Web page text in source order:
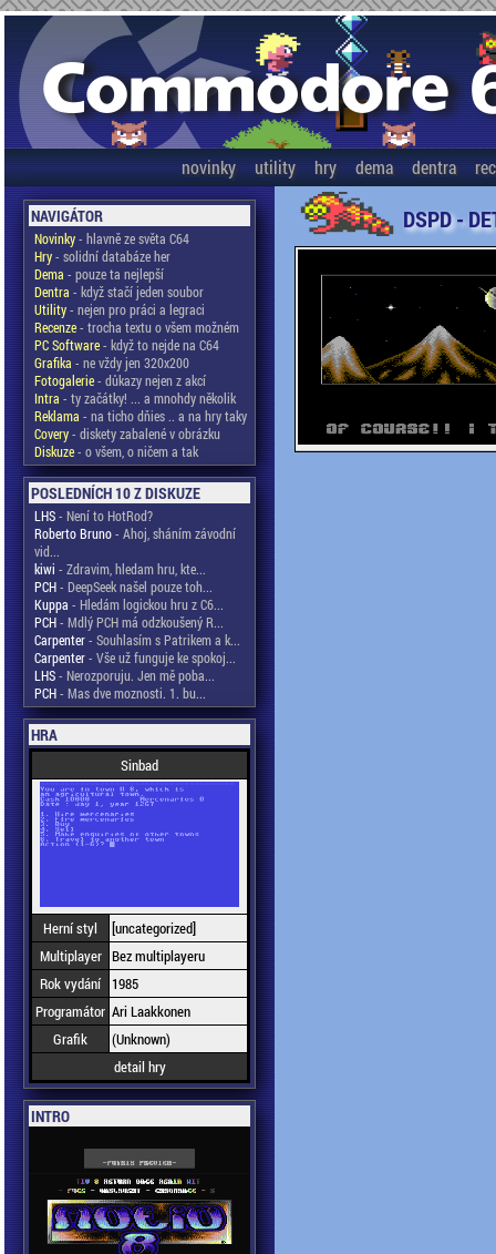
novinky utility hry dema dentra
NAVIGÁTOR
Novinky- hlavně ze světa C64
Hry- solidní databáze her
Dema - pouze ta nejlepší
Dentra - když stačí jeden soubor
Utility- nejen pro práci a legraci
Recenze- trocha textu o všem možném
PC Software- když to nejde na C64
Grafika - ne vždy jen 320x200
Fotogalerie- důkazy nejen z akcí
Intra - ty začátky! ... a mnohdy několik
Reklama - na ticho dňies .. a na hry taky
Covery- diskety zabalené v obrázku
Diskuze- o všem, o ničem a tak
POSLEDNÍCH 10 Z DISKUZE
LHS- Není to HotRod?
Roberto Bruno- Ahoj, sháním závodní
vid...
kiwi - Zdravim, hledam hru, kte...
PCH- DeepSeek našel pouze toh...
Kuppa - Hledám logickou hru z C6...
PCH- Mdlý PCH má odzkoušený R...
Carpenter- Souhlasím s Patrikem a k...
Carpenter- Vše už funguje ke spokoj...
LHS- Nerozporuju. Jen mě poba...
PCH- Mas dve moznosti. 1. bu...
HRA
Sinbad
Herní styl
[uncategorized]
Multiplayer Bez multiplayeru
Rok vydání
1985
Programátor Ari Laakkonen
Grafik
(Unknown)
detail hry
INTRO
DSPD -